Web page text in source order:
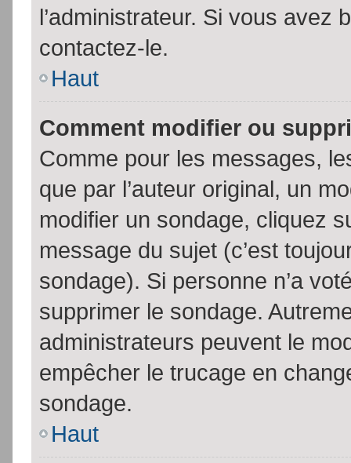
l’administrateur. Si vous avez
contactez-le.
Haut
Comment modifier ou
Comme pour les messages,
que par l’auteur original, un
modifier un sondage, cliquez
message du sujet (c’est
sondage). Si personne n’a
supprimer le sondage.
administrateurs peuvent le
empêcher le trucage en
sondage.
Haut